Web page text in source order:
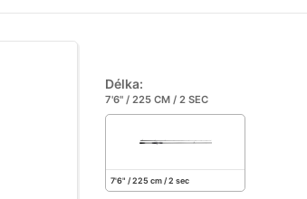
Délka:
7'6" / 225 CM / 2 SEC
7'6" / 225 cm / 2 sec